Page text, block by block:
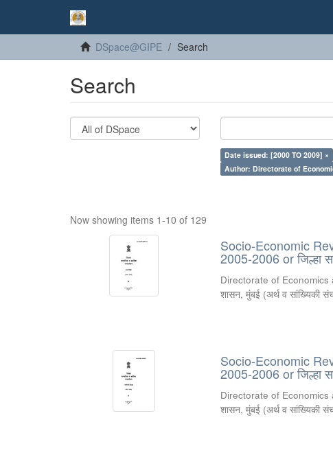
DSpace@GIPE Search
Search
Date issued: [2000 TO 2009] ×
Author: Directorate of
Now showing items 1-10 of 129
Socio-Economic
2005-2006 or जिल्हा
Directorate of
शासन, मुंबई (अर्थ व सांख्यिकी
Socio-Economic
2005-2006 or जिल्हा
Directorate of
शासन, मुंबई (अर्थ व सांख्यिकी